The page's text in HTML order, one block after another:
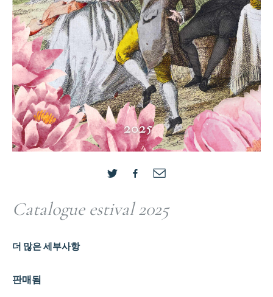
Catalogue estival 2025
판매됨
더 많은 세부사항